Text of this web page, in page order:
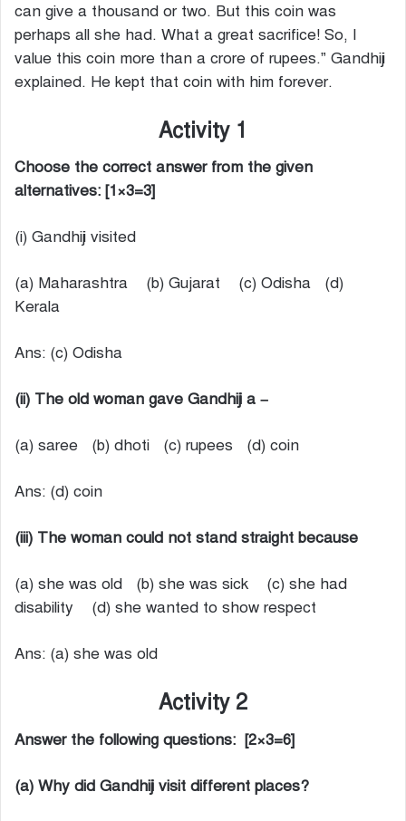
can give a thousand or two. But this coin was
perhaps all she had. What a great sacrifice! So, I
value this coin more than a crore of rupees.” Gandhiji
explained. He kept that coin with him forever.
Activity 1
Choose the correct answer from the given
alternatives: [1×3=3]
(i) Gandhiji visited
(a) Maharashtra (b) Gujarat (c) Odisha (d)
Kerala
Ans: (c) Odisha
(ii) The old woman gave Gandhiji a –
(a) saree (b) dhoti (c) rupees (d) coin
Ans: (d) coin
(iii) The woman could not stand straight because
(a) she was old (b) she was sick (c) she had
disability (d) she wanted to show respect
Ans: (a) she was old
Activity 2
Answer the following questions: [2×3=6]
(a) Why did Gandhiji visit different places?